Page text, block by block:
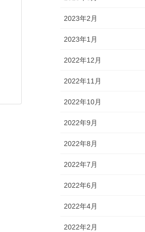
2023年2月
2023年1月
2022年12月
2022年11月
2022年10月
2022年9月
2022年8月
2022年7月
2022年6月
2022年4月
2022年2月